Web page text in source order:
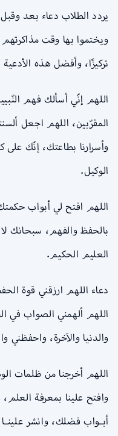
يردد الطلاب دعاء بعد
ويختموا بها وقت
تركيزًا، وأفضل هذه
اللهم إنّي أسألك فهم
المقرّبين، اللهم اجعل
وأسرارنا بطاعتك، إنّك
الوكيل.
اللهم افتح لي أبواب
بالحفظ والفهم، سبحانك لا
العليم الحكيم.
دعاء اللهم ارزقني قوة
اللهم ألهمني الصواب في
والدنيا والآخرة،
اللهم أخرجنا من ظلمات
وافتح علينا بمعرفة
أبـواب فضلك، وانشر